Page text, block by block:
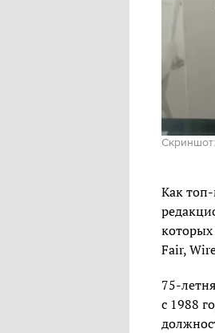
Скриншот:
Как
которых
Fair,
75-
с 1988